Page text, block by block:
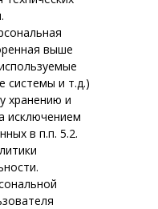
выше
системы и т.д.)
хранению и
исключением
в п.п. 5.2.